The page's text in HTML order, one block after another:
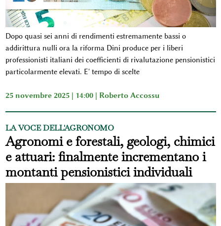
Dopo quasi sei anni di rendimenti estremamente bassi o
addirittura nulli ora la riforma Dini produce per i liberi
professionisti italiani dei coefficienti di rivalutazione pensionistici
particolarmente elevati. E' tempo di scelte
25 novembre 2025 | 14:00 | Roberto Accossu
LA VOCE DELL'AGRONOMO
Agronomi e forestali, geologi, chimici
e attuari: finalmente incrementano i
montanti pensionistici individuali